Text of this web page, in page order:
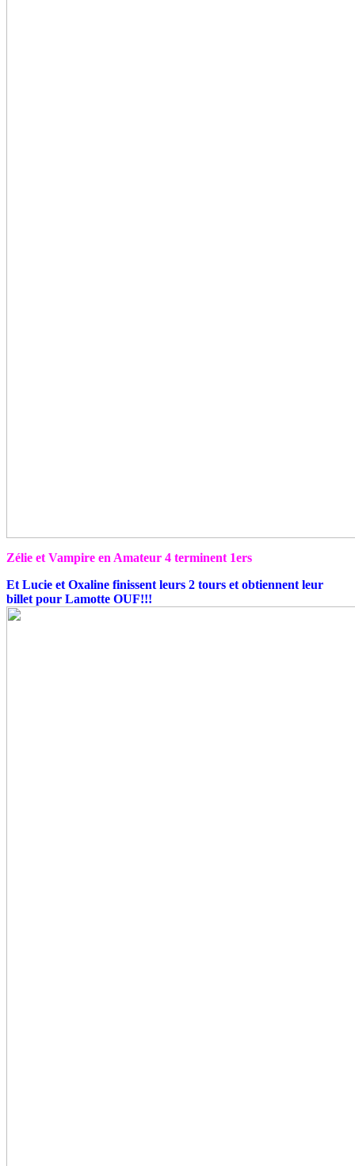
Zélie et Vampire en Amateur 4 terminent 1ers
Et Lucie et Oxaline finissent leurs 2 tours et obtiennent leur
billet pour Lamotte OUF!!!